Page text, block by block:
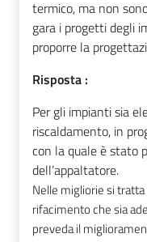
termico, ma non
gara i progetti degli
proporre la
Risposta :
Per gli impianti sia
riscaldamento, in
con la quale è stato
dell’appaltatore.
Nelle migliorie si
rifacimento che sia
preveda il